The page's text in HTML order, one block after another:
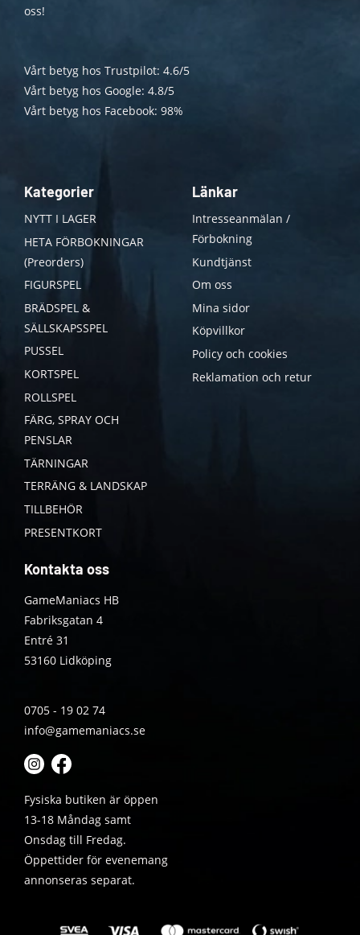
oss!
Vårt betyg hos Trustpilot: 4.6/5
Vårt betyg hos Google: 4.8/5
Vårt betyg hos Facebook: 98%
Kategorier
NYTT I LAGER
HETA FÖRBOKNINGAR
(Preorders)
FIGURSPEL
BRÄDSPEL &
SÄLLSKAPSSPEL
PUSSEL
KORTSPEL
ROLLSPEL
FÄRG, SPRAY OCH
PENSLAR
TÄRNINGAR
TERRÄNG & LANDSKAP
TILLBEHÖR
PRESENTKORT
Länkar
Intresseanmälan /
Förbokning
Kundtjänst
Om oss
Mina sidor
Köpvillkor
Policy och cookies
Reklamation och retur
Kontakta oss
GameManiacs HB
Fabriksgatan 4
Entré 31
53160 Lidköping
0705 - 19 02 74
info@gamemaniacs.se
Fysiska butiken är öppen
13-18 Måndag samt
Onsdag till Fredag.
Öppettider för evenemang
annonseras separat.